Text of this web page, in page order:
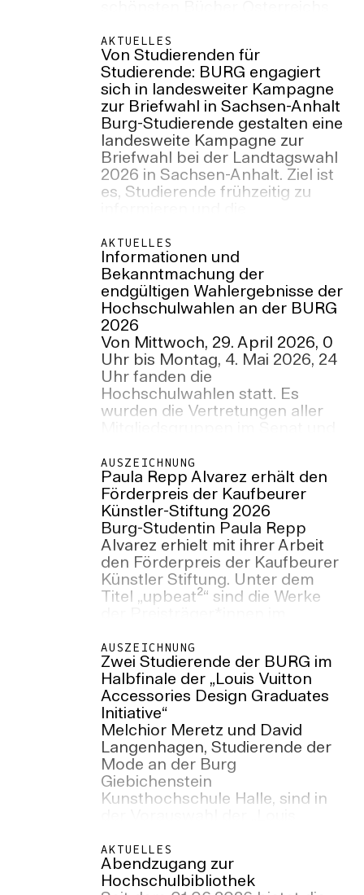
AKTUELLES
Von Studierenden für
Studierende: BURG engagiert
sich in landesweiter Kampagne
zur Briefwahl in Sachsen-Anhalt
Burg-Studierende gestalten eine
landesweite Kampagne zur
Briefwahl bei der Landtagswahl
2026 in Sachsen-Anhalt. Ziel ist
es, Studierende frühzeitig zu
Semesterferien zu stärken.
AKTUELLES
Informationen und
Bekanntmachung der
endgültigen Wahlergebnisse der
Hochschulwahlen an der BURG
2026
Von Mittwoch, 29. April 2026, 0
Uhr bis Montag, 4. Mai 2026, 24
Uhr fanden die
Hochschulwahlen statt. Es
wurden die Vertretungen aller
die Mitglieder der studentischen
Gremien als auch die
Gleichstellungsbeauftrage der
Hochschule, Fachbereiche und
Verwaltung von allen weiblichen
Mitgliedern der Hochschule
gewählt.
AUSZEICHNUNG
Paula Repp Alvarez erhält den
Förderpreis der Kaufbeurer
Künstler-Stiftung 2026
Burg-Studentin Paula Repp
Alvarez erhielt mit ihrer Arbeit
den Förderpreis der Kaufbeurer
Künstler Stiftung. Unter dem
Titel „upbeat²“ sind die Werke
sehen. Die Ausstellung ist noch
bis zum 17. Mai 2026 zu sehen.
AUSZEICHNUNG
Zwei Studierende der BURG im
Halbfinale der „Louis Vuitton
Accessories Design Graduates
Initiative“
Melchior Meretz und David
Langenhagen, Studierende der
Mode an der Burg
Giebichenstein
Kunsthochschule Halle, sind in
Graduates Initiative“ 2026.
AKTUELLES
Abendzugang zur
Hochschulbibliothek